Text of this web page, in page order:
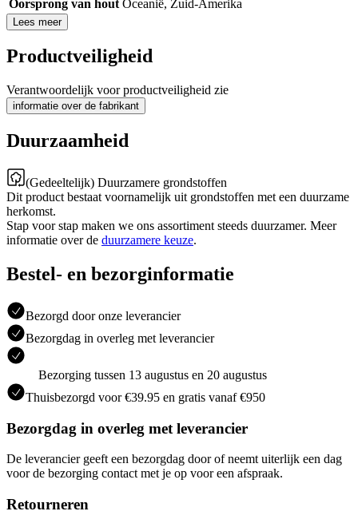
Oorsprong van hout Oceanië, Zuid-Amerika
Lees meer
Productveiligheid
Verantwoordelijk voor productveiligheid zie
informatie over de fabrikant
Duurzaamheid
(Gedeeltelijk) Duurzamere grondstoffen
Dit product bestaat voornamelijk uit grondstoffen met een duurzame
herkomst.
Stap voor stap maken we ons assortiment steeds duurzamer. Meer
informatie over de duurzamere keuze.
Bestel- en bezorginformatie
Bezorgd door onze leverancier
Bezorgdag in overleg met leverancier
Bezorging tussen 13 augustus en 20 augustus
Thuisbezorgd voor €39.95 en gratis vanaf €950
Bezorgdag in overleg met leverancier
De leverancier geeft een bezorgdag door of neemt uiterlijk een dag
voor de bezorging contact met je op voor een afspraak.
Retourneren